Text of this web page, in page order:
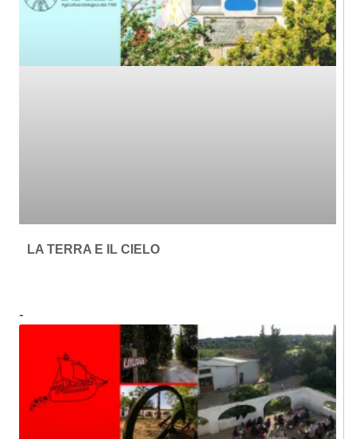
LA TERRA E IL CIELO